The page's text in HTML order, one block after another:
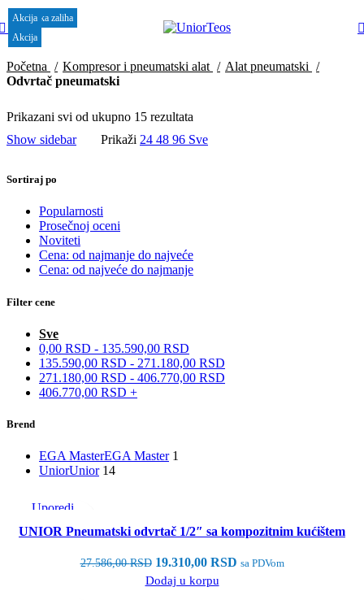
Meni
Početna Kompresor i pneumatski alat
Alat pneumatski
Odvrtač pneumatski
Prikazani svi od ukupno 15 rezultata
Show sidebar
Prikaži 24 48 96 Sve
Sortiraj po
Popularnosti
Prosečnoj oceni
Noviteti
Cena: od najmanje do najveće
Cena: od najveće do najmanje
Filter cene
Sve
0,00 RSD - 135.590,00 RSD
135.590,00 RSD - 271.180,00 RSD
271.180,00 RSD - 406.770,00 RSD
406.770,00 RSD +
Brend
EGA MasterEGA Master 1
UniorUnior 14
Do isteka zaliha
Akcija
Uporedi
Brzi pregled
UNIOR Pneumatski odvrtač 1/2″ sa kompozitnim kućištem
27.586,00RSD 19.310,00 RSD sa PDVom
Dodaj u korpu
Akcija
Akcija
Akcija
Akcija
Akcija
Akcija